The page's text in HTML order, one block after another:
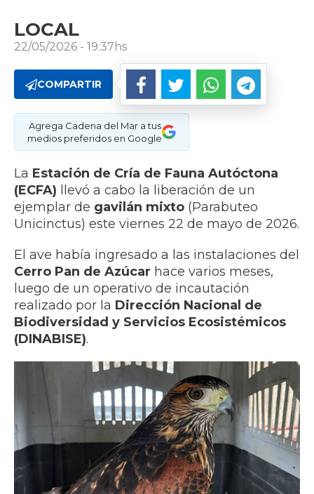
LOCAL
22/05/2026 - 19:37hs
COMPARTIR
Agrega Cadena del Mar a tus
medios preferidos en Google
La Estación de Cría de Fauna Autóctona
(ECFA) llevó a cabo la liberación de un
ejemplar de gavilán mixto (Parabuteo
Unicinctus) este viernes 22 de mayo de 2026.
El ave había ingresado a las instalaciones del
Cerro Pan de Azúcar hace varios meses,
luego de un operativo de incautación
realizado por la Dirección Nacional de
Biodiversidad y Servicios Ecosistémicos
(DINABISE).